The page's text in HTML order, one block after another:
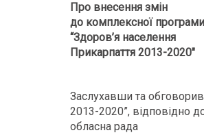
Про внесення змін
до комплексної програми
“Здоров’я населення
Прикарпаття 2013-2020″
Заслухавши та
2013-2020”, відповідно
обласна рада